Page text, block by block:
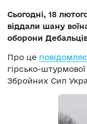
Сьогодні, 18
віддали шану
оборони
Про це повідомляє
гірсько-
Збройних Сил